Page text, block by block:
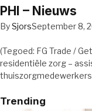
PHI – Nieuws
BySjorsSeptember 8,
(Tegoed: FG Trade /
residentiële zorg –
Trending